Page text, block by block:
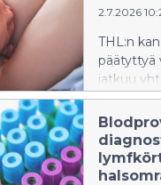
utveckla
landet.
2.7.2026
THL:n
päätyttyä
jatkuu
maassa.